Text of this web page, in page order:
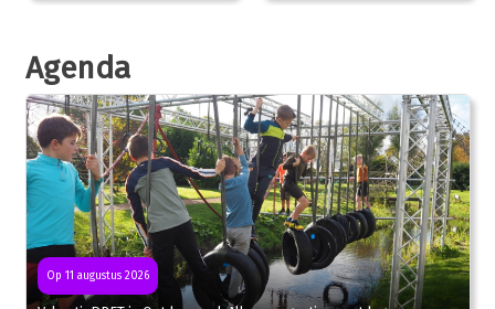
Agenda
Op 11 augustus 2026